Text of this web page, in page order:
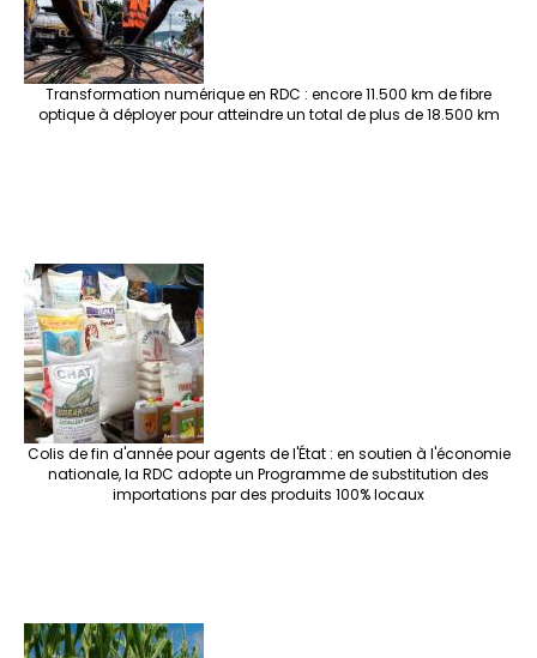
Transformation numérique en RDC : encore 11.500 km de fibre
optique à déployer pour atteindre un total de plus de 18.500 km
Colis de fin d'année pour agents de l'État : en soutien à l'économie
nationale, la RDC adopte un Programme de substitution des
importations par des produits 100% locaux